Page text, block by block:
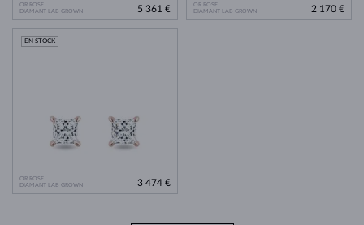
OR ROSE
DIAMANT LAB GROWN
5 361 €
OR ROSE
DIAMANT LAB GROWN
2 170 €
OR ROSE
DIAMANT LAB GROWN
EN STOCK
3 474 €